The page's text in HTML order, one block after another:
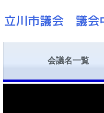
会議名一覧